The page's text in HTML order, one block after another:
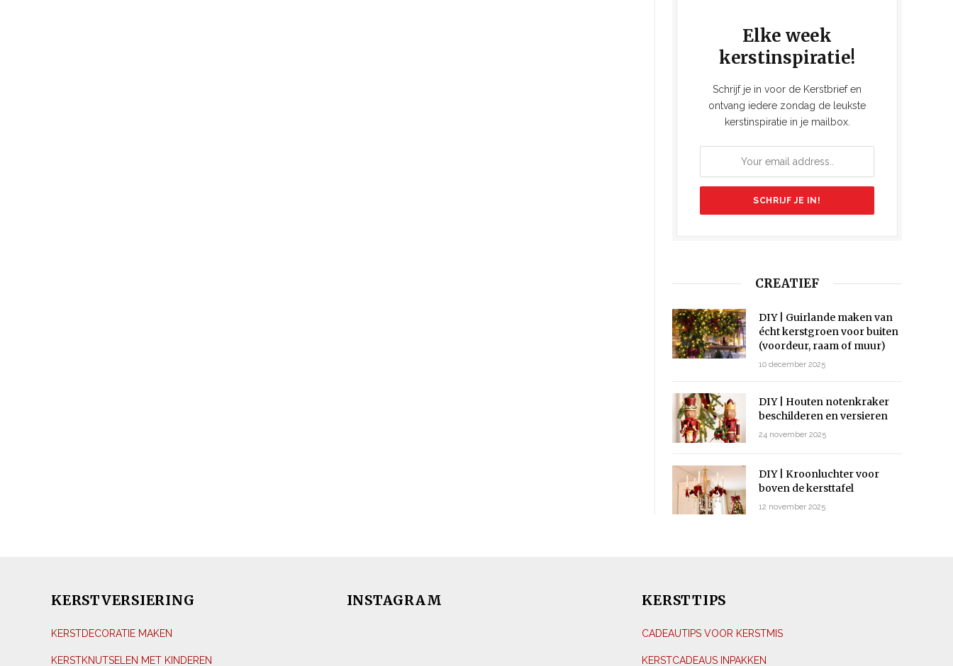
Elke week
kerstinspiratie!
Schrijf je in voor de Kerstbrief en
ontvang iedere zondag de leukste
kerstinspiratie in je mailbox.
CREATIEF
DIY | Guirlande maken van
écht kerstgroen voor buiten
(voordeur, raam of muur)
10 december 2025
DIY | Houten notenkraker
beschilderen en versieren
24 november 2025
DIY | Kroonluchter voor
boven de kersttafel
12 november 2025
KERSTVERSIERING
KERSTDECORATIE MAKEN
KERSTKNUTSELEN MET KINDEREN
INSTAGRAM KERSTTIPS
CADEAUTIPS VOOR KERSTMIS
KERSTCADEAUS INPAKKEN